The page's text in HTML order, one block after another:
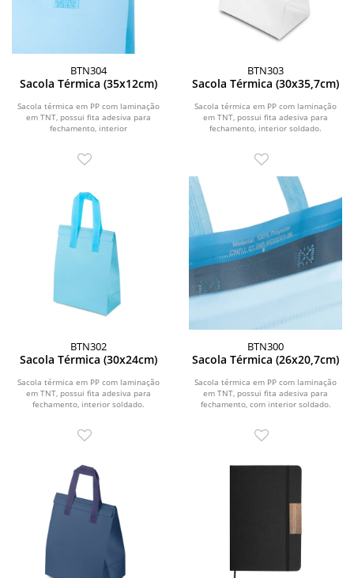
BTN304
Sacola Térmica (35x12cm)
Sacola térmica em PP com laminação
em TNT, possui fita adesiva para
fechamento, interior
BTN303
Sacola Térmica (30x35,7cm)
Sacola térmica em PP com laminação
em TNT, possui fita adesiva para
fechamento, interior soldado.
BTN302
Sacola Térmica (30x24cm)
Sacola térmica em PP com laminação
em TNT, possui fita adesiva para
fechamento, interior soldado.
BTN300
Sacola Térmica (26x20,7cm)
Sacola térmica em PP com laminação
em TNT, possui fita adesiva para
fechamento, com interior soldado.